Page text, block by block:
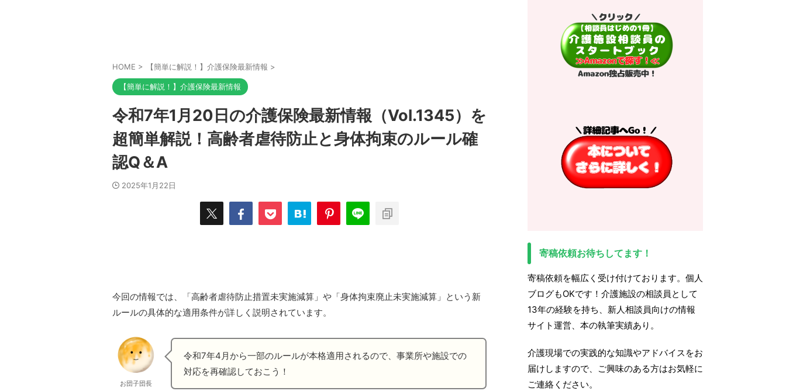
HOME > 【簡単に解説！】介護保険最新情報 >
【簡単に解説！】介護保険最新情報
令和7年1月20日の介護保険最新情報（Vol.1345）を
超簡単解説！高齢者虐待防止と身体拘束のルール確
認Q＆A
2025年1月22日
今回の情報では、「高齢者虐待防止措置未実施減算」や「身体拘束廃止未実施減算」という新
ルールの具体的な適用条件が詳しく説明されています。
お団子団長
令和7年4月から一部のルールが本格適用されるので、事業所や施設での
対応を再確認しておこう！
寄稿依頼お待ちしてます！
寄稿依頼を幅広く受け付けております。個人
ブログもOKです！介護施設の相談員として
13年の経験を持ち、新人相談員向けの情報
サイト運営、本の執筆実績あり。
介護現場での実践的な知識やアドバイスをお
届けしますので、ご興味のある方はお気軽に
ご連絡ください。